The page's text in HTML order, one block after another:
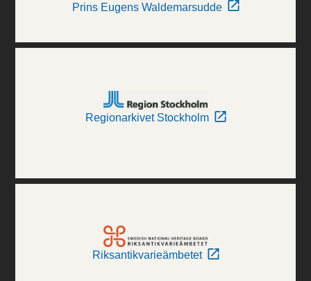
Prins Eugens Waldemarsudde
Regionarkivet Stockholm
Riksantikvarieämbetet